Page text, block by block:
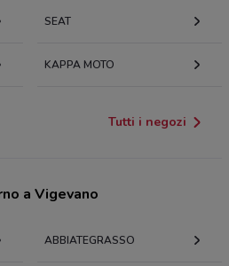
SEAT
KAPPA MOTO
Tutti i negozi
a Vigevano
ABBIATEGRASSO